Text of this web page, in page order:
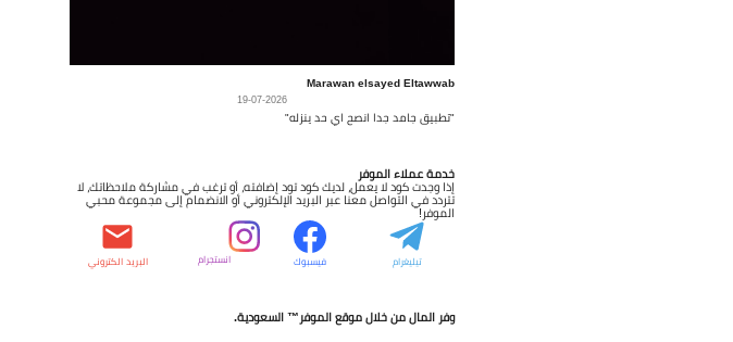
Marawan elsayed Eltawwab
19-07-2026
"تطبيق جامد جدا انصح اي حد ينزله"
خدمة عملاء الموفر
إذا وجدت كود لا يعمل، لديك كود تود إضافته، أو ترغب في مشاركة ملاحظاتك، لا
تتردد في التواصل معنا عبر البريد الإلكتروني أو الانضمام إلى مجموعة محبي
الموفر!
تيليغرام فيسبوك انستجرام البريد الكتروني
وفر المال من خلال موقع الموفر™ السعودية.